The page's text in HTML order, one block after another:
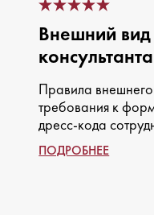
Внешний
консультанта
Правила
требования к
дресс-кода
зала на имидж
восприятие
ПОДРОБНЕЕ